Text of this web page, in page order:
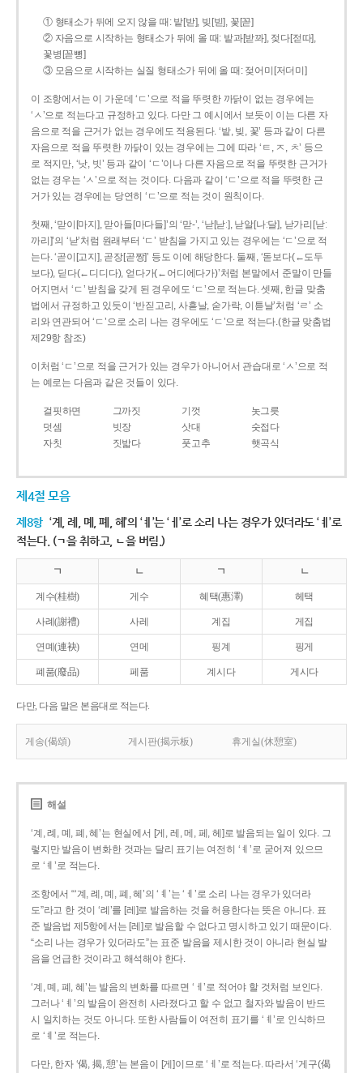
① 형태소가 뒤에 오지 않을 때: 밭[받], 빚[빋], 꽃[꼳]
② 자음으로 시작하는 형태소가 뒤에 올 때: 밭과[받꽈], 젖다[젇따],
꽃병[꼳뼝]
③ 모음으로 시작하는 실질 형태소가 뒤에 올 때: 젖어미[저더미]
이 조항에서는 이 가운데 ‘ㄷ’으로 적을 뚜렷한 까닭이 없는 경우에는
‘ㅅ’으로 적는다고 규정하고 있다. 다만 그 예시에서 보듯이 이는 다른 자
음으로 적을 근거가 없는 경우에도 적용된다. ‘밭, 빚, 꽃’ 등과 같이 다른
자음으로 적을 뚜렷한 까닭이 있는 경우에는 그에 따라 ‘ㅌ, ㅈ, ㅊ’ 등으
로 적지만, ‘낫, 빗’ 등과 같이 ‘ㄷ’이나 다른 자음으로 적을 뚜렷한 근거가
없는 경우는 ‘ㅅ’으로 적는 것이다. 다음과 같이 ‘ㄷ’으로 적을 뚜렷한 근
거가 있는 경우에는 당연히 ‘ㄷ’으로 적는 것이 원칙이다.
첫째, ‘맏이[마지], 맏아들[마다들]’의 ‘맏-’, ‘낟[낟ː], 낟알[나ː달], 낟가리[낟ː
까리]’의 ‘낟’처럼 원래부터 ‘ㄷ’ 받침을 가지고 있는 경우에는 ‘ㄷ’으로 적
는다. ‘곧이[고지], 곧장[곧짱]’ 등도 이에 해당한다. 둘째, ‘돋보다(←도두
보다), 딛다(←디디다), 얻다가(←어디에다가)’처럼 본말에서 준말이 만들
어지면서 ‘ㄷ’ 받침을 갖게 된 경우에도 ‘ㄷ’으로 적는다. 셋째, 한글 맞춤
법에서 규정하고 있듯이 ‘반짇고리, 사흗날, 숟가락, 이튿날’처럼 ‘ㄹ’ 소
리와 연관되어 ‘ㄷ’으로 소리 나는 경우에도 ‘ㄷ’으로 적는다.(한글 맞춤법
제29항 참조)
이처럼 ‘ㄷ’으로 적을 근거가 있는 경우가 아니어서 관습대로 ‘ㅅ’으로 적
는 예로는 다음과 같은 것들이 있다.
걸핏하면 그까짓 기껏
놋그릇
덧셈
빗장 삿대
숫접다
자칫
짓밟다 풋고추 햇곡식
제4절 모음
제8항 ‘계, 례, 몌, 폐, 혜’의 ‘ㅖ’는 ‘ㅔ’로 소리 나는 경우가 있더라도 ‘ㅖ’로
적는다. (ㄱ을 취하고, ㄴ을 버림.)
ㄱ ㄴ ㄱ ㄴ
계수(桂樹) 게수 혜택(惠澤) 헤택
사례(謝禮) 사레 계집 게집
연몌(連袂) 연메 핑계 핑게
폐품(廢品) 페품 계시다 게시다
다만, 다음 말은 본음대로 적는다.
게송(偈頌) 게시판(揭示板) 휴게실(休憩室)
해설
‘계, 례, 몌, 폐, 혜’는 현실에서 [게, 레, 메, 페, 헤]로 발음되는 일이 있다. 그
렇지만 발음이 변화한 것과는 달리 표기는 여전히 ‘ㅖ’로 굳어져 있으므
로 ‘ㅖ’로 적는다.
조항에서 “‘계, 례, 몌, 폐, 혜’의 ‘ㅖ’는 ‘ㅔ’로 소리 나는 경우가 있더라
도”라고 한 것이 ‘례’를 [레]로 발음하는 것을 허용한다는 뜻은 아니다. 표
준 발음법 제5항에서는 [레]로 발음할 수 없다고 명시하고 있기 때문이다.
“소리 나는 경우가 있더라도”는 표준 발음을 제시한 것이 아니라 현실 발
음을 언급한 것이라고 해석해야 한다.
‘계, 몌, 폐, 혜’는 발음의 변화를 따르면 ‘ㅔ’로 적어야 할 것처럼 보인다.
그러나 ‘ㅖ’의 발음이 완전히 사라졌다고 할 수 없고 철자와 발음이 반드
시 일치하는 것도 아니다. 또한 사람들이 여전히 표기를 ‘ㅖ’로 인식하므
로 ‘ㅖ’로 적는다.
다만, 한자 ‘偈, 揭, 憩’는 본음이 [게]이므로 ‘ㅔ’로 적는다. 따라서 ‘게구(偈